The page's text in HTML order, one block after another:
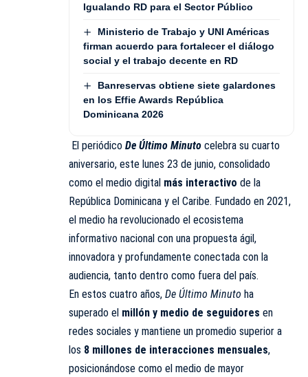
Igualando RD para el Sector Público
Ministerio de Trabajo y UNI Américas
firman acuerdo para fortalecer el diálogo
social y el trabajo decente en RD
Banreservas obtiene siete galardones
en los Effie Awards República
Dominicana 2026
El periódico De Último Minuto celebra su cuarto
aniversario, este lunes 23 de junio, consolidado
como el medio digital más interactivo de la
República Dominicana y el Caribe. Fundado en 2021,
el medio ha revolucionado el ecosistema
informativo nacional con una propuesta ágil,
innovadora y profundamente conectada con la
audiencia, tanto dentro como fuera del país.
En estos cuatro años, De Último Minuto ha
superado el millón y medio de seguidores en
redes sociales y mantiene un promedio superior a
los 8 millones de interacciones mensuales,
posicionándose como el medio de mayor